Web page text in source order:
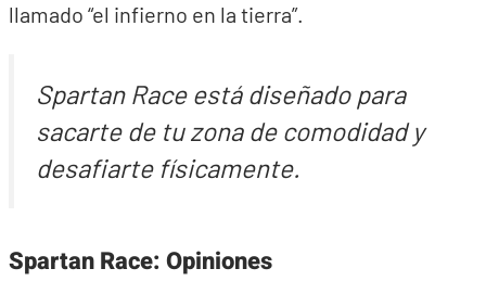
llamado “el infierno en la tierra”.
Spartan Race está diseñado para
sacarte de tu zona de comodidad y
desafiarte físicamente.
Spartan Race: Opiniones